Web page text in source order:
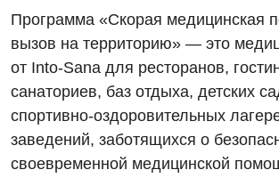
Энциклопедия
Отзывы
Диагностическое отделение
Инструментальная диагностика
Компьютерная томография
Магнитно-резонансная томография
Маммография
Диагностическое отделение
Дневной стационар
Онкологическое отделение
Отдел госпитализации
Программа «Скорая медицинская
вызов на территорию» — это
от Into-Sana для ресторанов,
санаториев, баз отдыха, детских
спортивно-оздоровительных
заведений, заботящихся о
своевременной медицинской